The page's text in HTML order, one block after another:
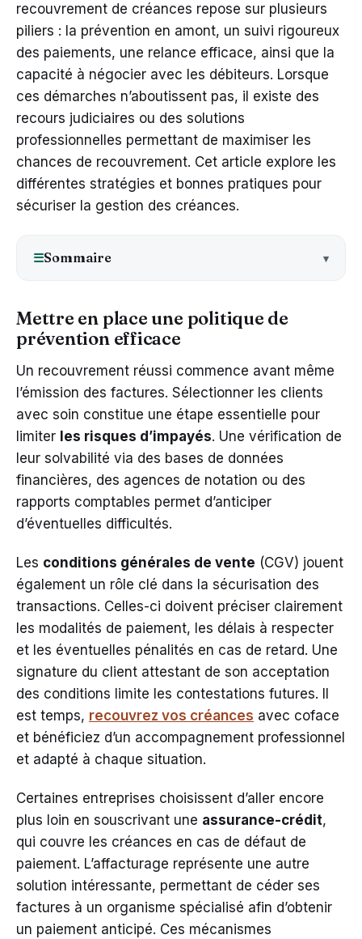
recouvrement de créances repose sur plusieurs
piliers : la prévention en amont, un suivi rigoureux
des paiements, une relance efficace, ainsi que la
capacité à négocier avec les débiteurs. Lorsque
ces démarches n’aboutissent pas, il existe des
recours judiciaires ou des solutions
professionnelles permettant de maximiser les
chances de recouvrement. Cet article explore les
différentes stratégies et bonnes pratiques pour
sécuriser la gestion des créances.
☰Sommaire
Mettre en place une politique de
prévention efficace
Un recouvrement réussi commence avant même
l’émission des factures. Sélectionner les clients
avec soin constitue une étape essentielle pour
limiter les risques d’impayés. Une vérification de
leur solvabilité via des bases de données
financières, des agences de notation ou des
rapports comptables permet d’anticiper
d’éventuelles difficultés.
Les conditions générales de vente (CGV) jouent
également un rôle clé dans la sécurisation des
transactions. Celles-ci doivent préciser clairement
les modalités de paiement, les délais à respecter
et les éventuelles pénalités en cas de retard. Une
signature du client attestant de son acceptation
des conditions limite les contestations futures. Il
est temps, recouvrez vos créances avec coface
et bénéficiez d’un accompagnement professionnel
et adapté à chaque situation.
Certaines entreprises choisissent d’aller encore
plus loin en souscrivant une assurance-crédit,
qui couvre les créances en cas de défaut de
paiement. L’affacturage représente une autre
solution intéressante, permettant de céder ses
factures à un organisme spécialisé afin d’obtenir
un paiement anticipé. Ces mécanismes